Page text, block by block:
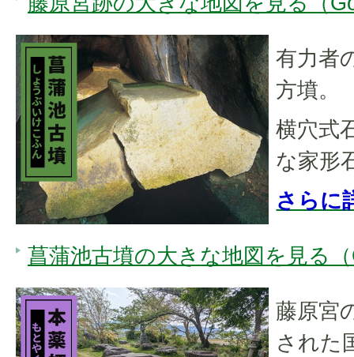
有力者
方墳。
横穴式
な家形
さらに
菖蒲池古墳の大きな地図を見る
藤原宮
された